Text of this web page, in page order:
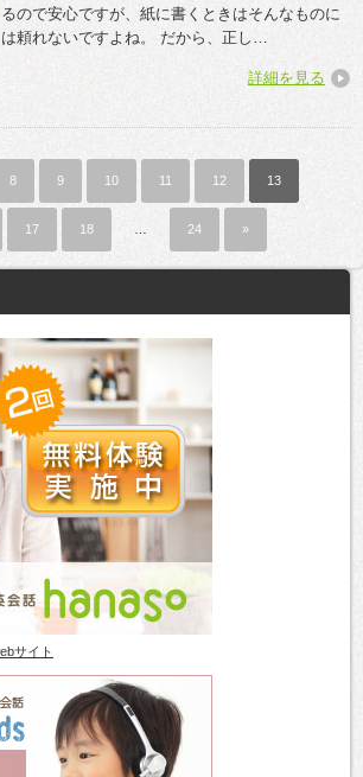
るので安心ですが、紙に書くときはそんなものに
は頼れないですよね。 だから、正し…
詳細を見る
8 9 10 11 12 13
17 18 24 »
サイト